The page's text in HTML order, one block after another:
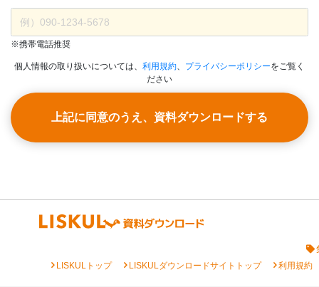
※携帯電話推奨
個人情報の取り扱いについては、 利用規約、 プライバシーポリシーをご覧く
ださい
上記に同意のうえ、資料ダウンロードする
chevron_rightLISKULトップ chevron_rightLISKULダウンロードサイトトップ chevron_right利用規約